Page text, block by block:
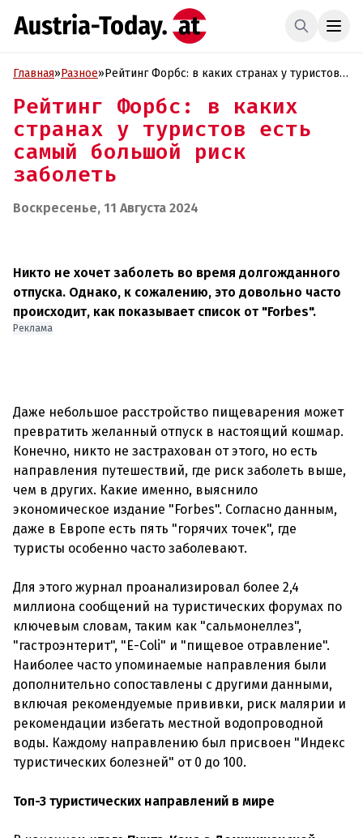
Главная»Разное»Рейтинг Форбс: в каких странах у туристов
Рейтинг Форбс: в каких
странах у туристов есть
самый большой риск
заболеть
Воскресенье, 11 Августа 2024
Никто не хочет заболеть во время долгожданного
отпуска. Однако, к сожалению, это довольно часто
происходит, как показывает список от "Forbes".
Реклама
Даже небольшое расстройство пищеварения может
превратить желанный отпуск в настоящий кошмар.
Конечно, никто не застрахован от этого, но есть
направления путешествий, где риск заболеть выше,
чем в других. Какие именно, выяснило
экономическое издание "Forbes". Согласно данным,
даже в Европе есть пять "горячих точек", где
туристы особенно часто заболевают.
Для этого журнал проанализировал более 2,4
миллиона сообщений на туристических форумах по
ключевым словам, таким как "сальмонеллез",
"гастроэнтерит", "E-Coli" и "пищевое отравление".
Наиболее часто упоминаемые направления были
дополнительно сопоставлены с другими данными,
включая рекомендуемые прививки, риск малярии и
рекомендации избегать местной водопроводной
воды. Каждому направлению был присвоен "Индекс
туристических болезней" от 0 до 100.
Топ-3 туристических направлений в мире